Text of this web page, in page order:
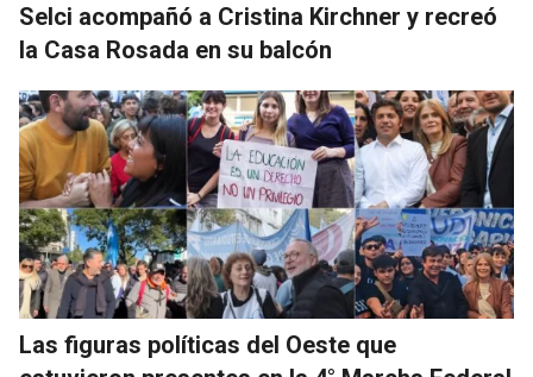
Selci acompañó a Cristina Kirchner y recreó
la Casa Rosada en su balcón
Las figuras políticas del Oeste que